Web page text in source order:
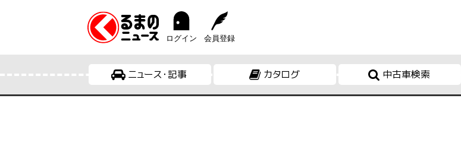
ログイン 会員登録
ニュース・記事 カタログ 中古車検索